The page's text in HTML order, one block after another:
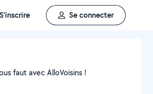
S'inscrire Se connecter
faut avec AlloVoisins !